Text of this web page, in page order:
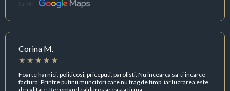
Sursă:
Corina M.
Foarte harnici, politicosi, priceputi, parolisti. Nu incearca sa-ti incarce
factura. Printre putinii muncitori care nu trag de timp, iar lucrarea este